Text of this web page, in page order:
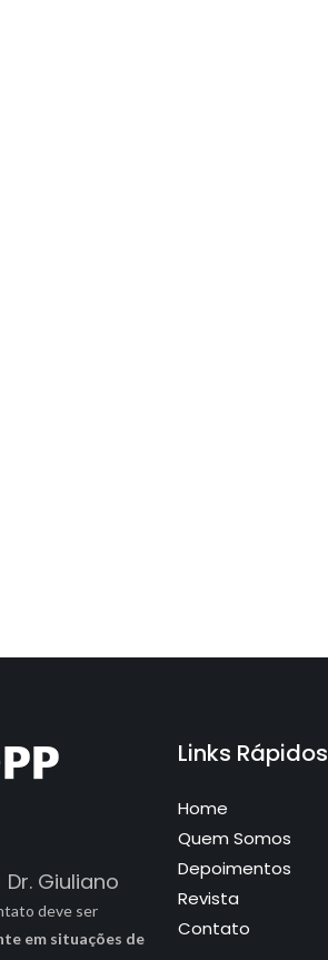
Giuliano
deve ser
em situações de
Links Rápidos
Home
Quem Somos
Depoimentos
Revista
Contato